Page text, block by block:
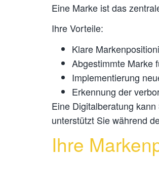
Eine Marke ist das
Ihre Vorteile:
Klare
Abgestimmte Marke
Implementierung
Erkennung der
Eine Digitalberatung
unterstützt Sie während
Ihre